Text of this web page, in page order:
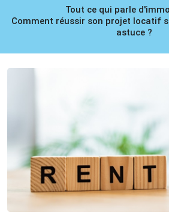
Tout ce qui parle
Comment réussir son projet locatif
astuce ?